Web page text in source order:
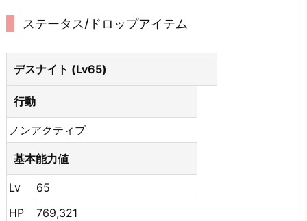
ステータス/ドロップアイテム
デスナイト (Lv65)
行動
ノンアクティブ
基本能力値
Lv
65
HP
769,321